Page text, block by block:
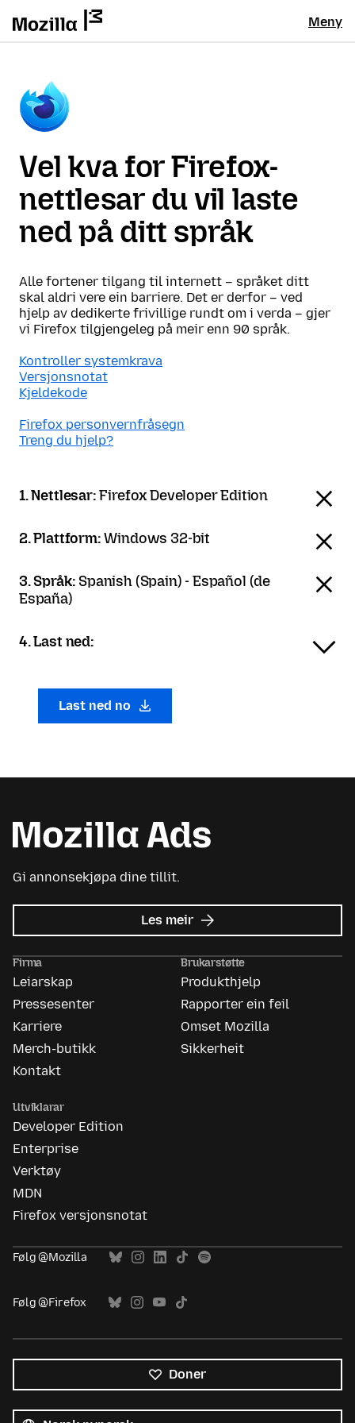
Meny
Vel kva for Firefox-
nettlesar du vil laste
ned på ditt språk
Alle fortener tilgang til internett – språket ditt
skal aldri vere ein barriere. Det er derfor – ved
hjelp av dedikerte frivillige rundt om i verda – gjer
vi Firefox tilgjengeleg på meir enn 90 språk.
Kontroller systemkrava
Versjonsnotat
Kjeldekode
Firefox personvernfråsegn
Treng du hjelp?
1. Nettlesar:Firefox Developer Edition
2. Plattform:Windows 32-bit
3. Språk: Spanish (Spain) - Español (de
España)
4. Last ned:
Last ned no
Gi annonsekjøpa dine tillit.
Les meir om
Mozilla
Firma
Leiarskap
Pressesenter
Karriere
Merch-butikk
Kontakt
Brukarstøtte
Produkthjelp
Rapporter ein feil
Omset Mozilla
Sikkerheit
Utviklarar
Developer Edition
Enterprise
Verktøy
MDN
Firefox versjonsnotat
Følg @Mozilla
Følg @Firefox
Doner
språk
Språk